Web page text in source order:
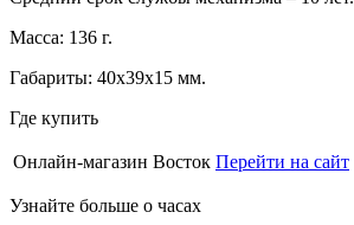
Масса: 136 г.
Габариты: 40х39х15 мм.
Где купить
Онлайн-магазин Восток Перейти на сайт
Узнайте больше о часах